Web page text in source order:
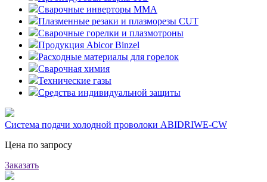
Сварочные инверторы MMA
Плазменные резаки и плазморезы CUT
Сварочные горелки и плазмотроны
Продукция Abicor Binzel
Расходные материалы для горелок
Сварочная химия
Технические газы
Средства индивидуальной защиты
Система подачи холодной проволоки ABIDRIWE-CW
Цена по запросу
Заказать